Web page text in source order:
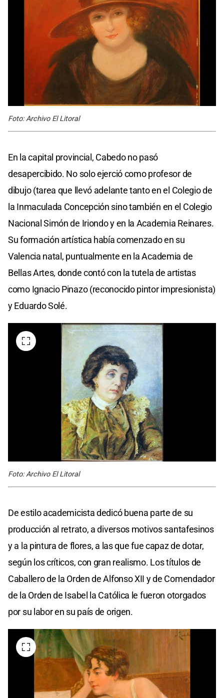
Foto: Archivo El Litoral
En la capital provincial, Cabedo no pasó
desapercibido. No solo ejerció como profesor de
dibujo (tarea que llevó adelante tanto en el Colegio de
la Inmaculada Concepción sino también en el Colegio
Nacional Simón de Iriondo y en la Academia Reinares.
Su formación artística había comenzado en su
Valencia natal, puntualmente en la Academia de
Bellas Artes, donde contó con la tutela de artistas
como Ignacio Pinazo (reconocido pintor impresionista)
y Eduardo Solé.
Foto: Archivo El Litoral
De estilo academicista dedicó buena parte de su
producción al retrato, a diversos motivos santafesinos
y a la pintura de flores, a las que fue capaz de dotar,
según los críticos, con gran realismo. Los títulos de
Caballero de la Orden de Alfonso XII y de Comendador
de la Orden de Isabel la Católica le fueron otorgados
por su labor en su país de origen.